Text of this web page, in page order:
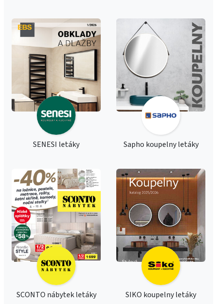
SENESI letáky Sapho koupelny letáky
SCONTO nábytek letáky SIKO koupelny letáky